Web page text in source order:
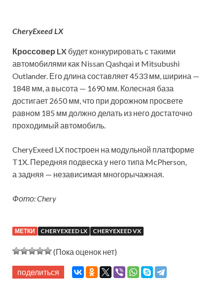
CheryExeed LX
Кроссовер LX будет конкурировать с такими
автомобилями как Nissan Qashqai и Mitsubushi
Outlander. Его длина составляет 4533 мм, ширина —
1848 мм, а высота — 1690 мм. Колесная база
достигает 2650 мм, что при дорожном просвете
равном 185 мм должно делать из него достаточно
проходимый автомобиль.
CheryExeed LX построен на модульной платформе
T1X. Передняя подвеска у него типа McPherson,
а задняя — независимая многорычажная.
Фото: Chery
МЕТКИ CHERYEXEED LX CHERYEXEED VX
(Пока оценок нет)
поделиться